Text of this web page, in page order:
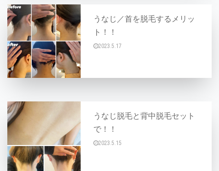
うなじ／首を脱毛するメリッ
ト！！
2023.5.17
うなじ脱毛と背中脱毛セット
で！！
2023.5.15